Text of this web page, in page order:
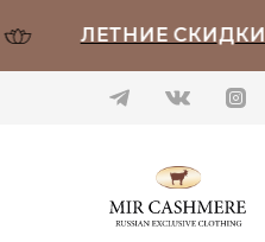
ЛЕТНИЕ СКИДКИ 20%